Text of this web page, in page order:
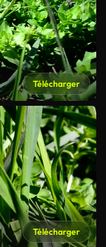
Télécharger
Télécharger